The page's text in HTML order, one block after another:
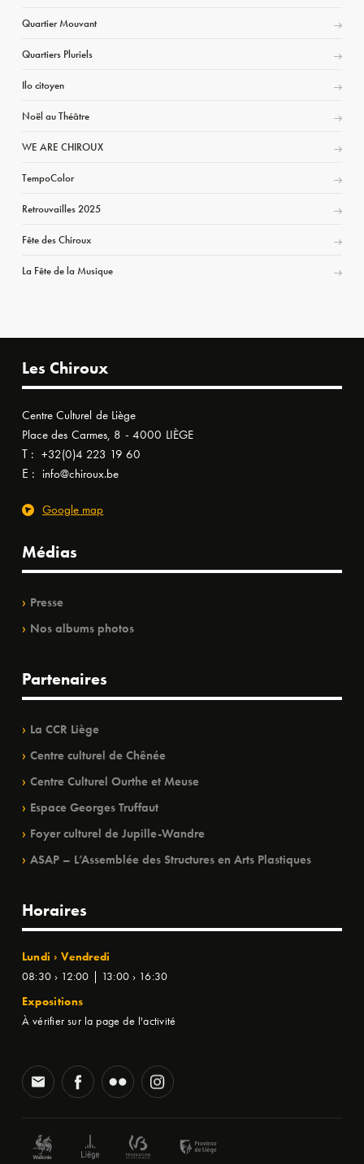
Quartier Mouvant
Quartiers Pluriels
Ilo citoyen
Noël au Théâtre
WE ARE CHIROUX
TempoColor
Retrouvailles 2025
Fête des Chiroux
La Fête de la Musique
Les Chiroux
Centre Culturel de Liège
Place des Carmes, 8 - 4000 LIÈGE
T : +32(0)4 223 19 60
E : info@chiroux.be
Google map
Médias
Presse
Nos albums photos
Partenaires
La CCR Liège
Centre culturel de Chênée
Centre Culturel Ourthe et Meuse
Espace Georges Truffaut
Foyer culturel de Jupille-Wandre
ASAP – L’Assemblée des Structures en Arts Plastiques
Horaires
Lundi › Vendredi
08:30 › 12:00 | 13:00 › 16:30
Expositions
À vérifier sur la page de l'activité